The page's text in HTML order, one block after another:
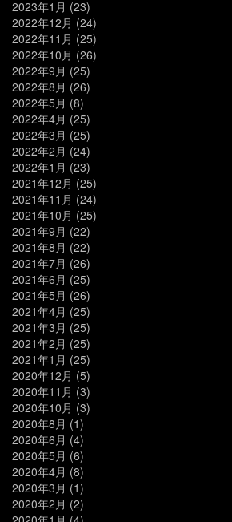
2023年1月 (23)
2022年12月 (24)
2022年11月 (25)
2022年10月 (26)
2022年9月 (25)
2022年8月 (26)
2022年5月 (8)
2022年4月 (25)
2022年3月 (25)
2022年2月 (24)
2022年1月 (23)
2021年12月 (25)
2021年11月 (24)
2021年10月 (25)
2021年9月 (22)
2021年8月 (22)
2021年7月 (26)
2021年6月 (25)
2021年5月 (26)
2021年4月 (25)
2021年3月 (25)
2021年2月 (25)
2021年1月 (25)
2020年12月 (5)
2020年11月 (3)
2020年10月 (3)
2020年8月 (1)
2020年6月 (4)
2020年5月 (6)
2020年4月 (8)
2020年3月 (1)
2020年2月 (2)